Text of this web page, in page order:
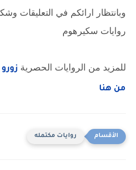
وبانتظار ارائكم في التعليقات
روايات سكيرهوم
للمزيد من الروايات الحصرية
من هنا
روايات مكتمله